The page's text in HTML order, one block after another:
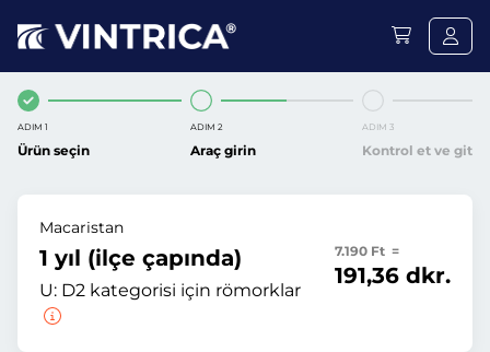
ADIM 1
Ürün seçin
ADIM 2
Araç girin
ADIM 3
Kontrol et ve git
Macaristan
1 yıl (ilçe çapında)
U: D2 kategorisi için römorklar
7.190 Ft =
191,36 dkr.